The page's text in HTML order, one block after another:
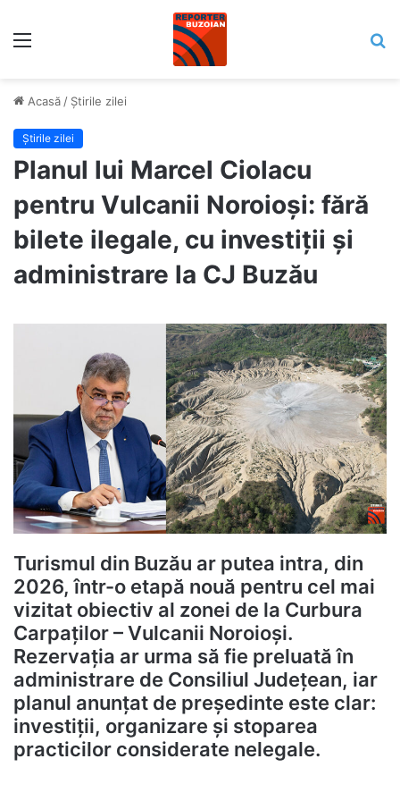
Acasă / Știrile zilei
Știrile zilei
Planul lui Marcel Ciolacu
pentru Vulcanii Noroioși: fără
bilete ilegale, cu investiții și
administrare la CJ Buzău
Turismul din Buzău ar putea intra, din
2026, într-o etapă nouă pentru cel mai
vizitat obiectiv al zonei de la Curbura
Carpaților –Vulcanii Noroioși.
Rezervația ar urma să fie preluată în
administrare de Consiliul Județean, iar
planul anunțat de președinte este clar:
investiții, organizare și stoparea
practicilor considerate nelegale.